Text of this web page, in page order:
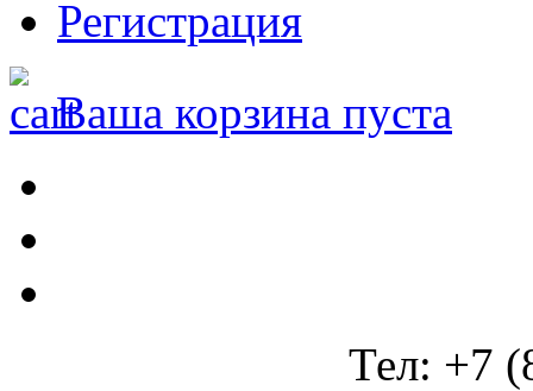
Регистрация
Ваша корзина пуста
Тел: +7